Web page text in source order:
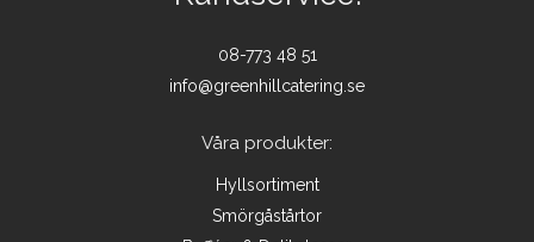
08-773 48 51
info@greenhillcatering.se
Våra produkter:
Hyllsortiment
Smörgåstårtor